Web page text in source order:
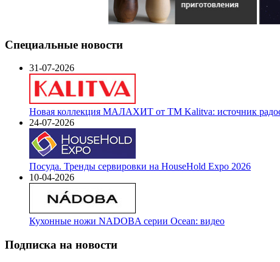
Специальные новости
31-07-2026
Новая коллекция МАЛАХИТ от ТМ Kalitva: источник
24-07-2026
Посуда. Тренды сервировки на HouseHold Expo 2026
10-04-2026
Кухонные ножи NADOBA серии Ocean: видео
Подписка на новости